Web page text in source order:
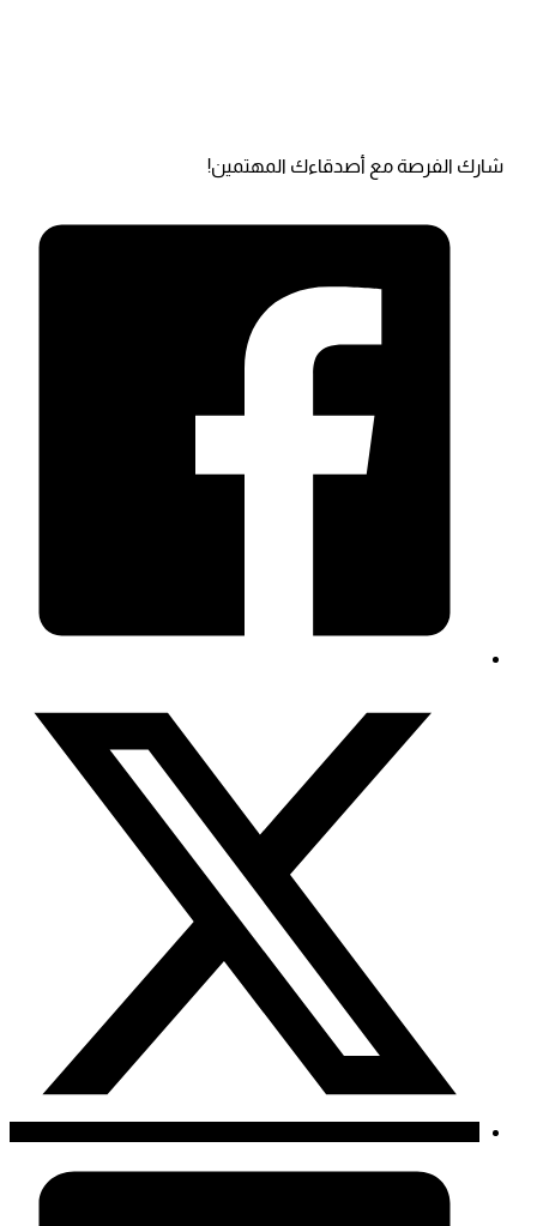
شارك الفرصة مع أصدقاءك المهتمين!